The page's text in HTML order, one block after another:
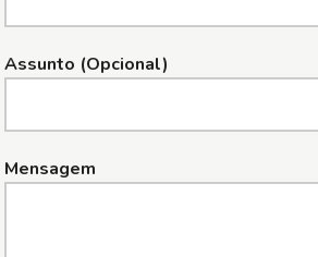
Assunto (Opcional)
Mensagem